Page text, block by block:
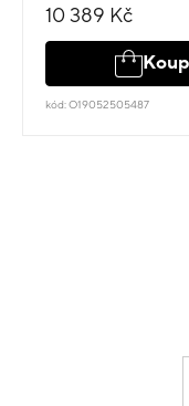
10 389 Kč
kód: O19052505487